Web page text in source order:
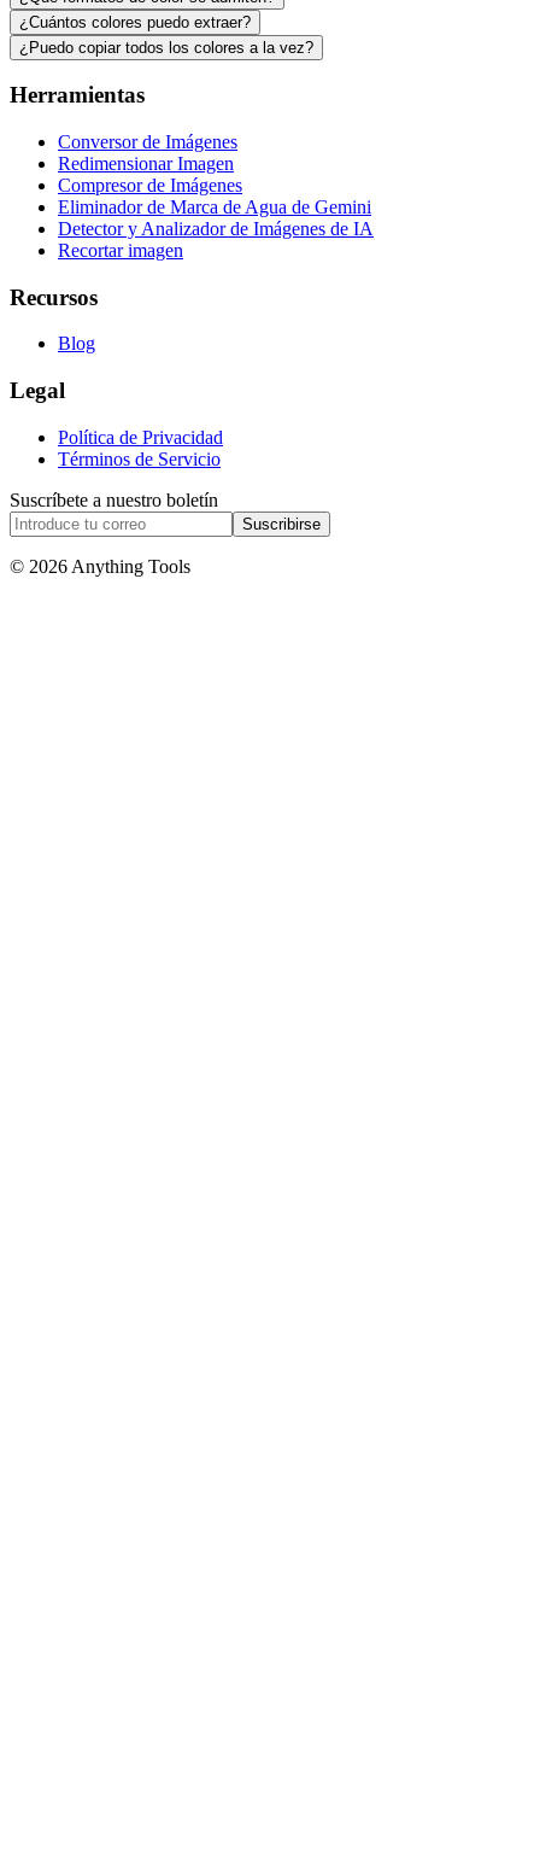
¿Cuántos colores puedo extraer?
¿Puedo copiar todos los colores a la vez?
Herramientas
Conversor de Imágenes
Redimensionar Imagen
Compresor de Imágenes
Eliminador de Marca de Agua de Gemini
Detector y Analizador de Imágenes de IA
Recortar imagen
Recursos
Blog
Legal
Política de Privacidad
Términos de Servicio
Suscríbete a nuestro boletín
Suscribirse
© 2026 Anything Tools